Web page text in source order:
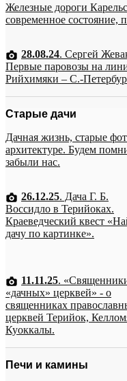
Железные дороги
современное состояние,
28.08.24. Сергей
Первые паровозы на
Рийхимяки – С.-
Старые дачи
Дачная жизнь, старые
архитектуре. Будем
забыли нас.
26.12.25. Дача Г. Б.
Воссидло в Терийоках.
Краеведческий квест
дачу по картинке».
11.11.25.
«дачных» церквей» - о
священниках
церквей Терийок,
Куоккалы.
Печи и камины